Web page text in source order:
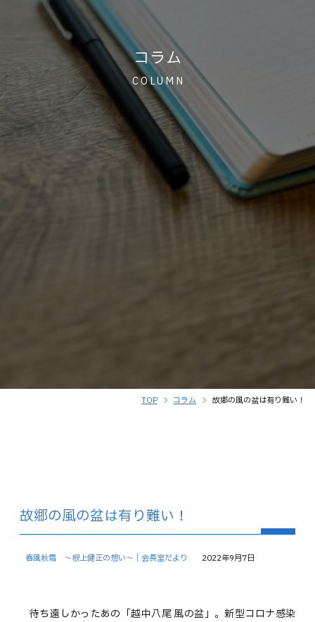
コラム
COLUMN
TOP コラム 故郷の風の盆は有り難い！
故郷の風の盆は有り難い！
春風秋霜 ～根上健正の想い～｜会長室だより 2022年9月7日
待ち遠しかったあの「越中八尾 風の盆」。新型コロナ感染